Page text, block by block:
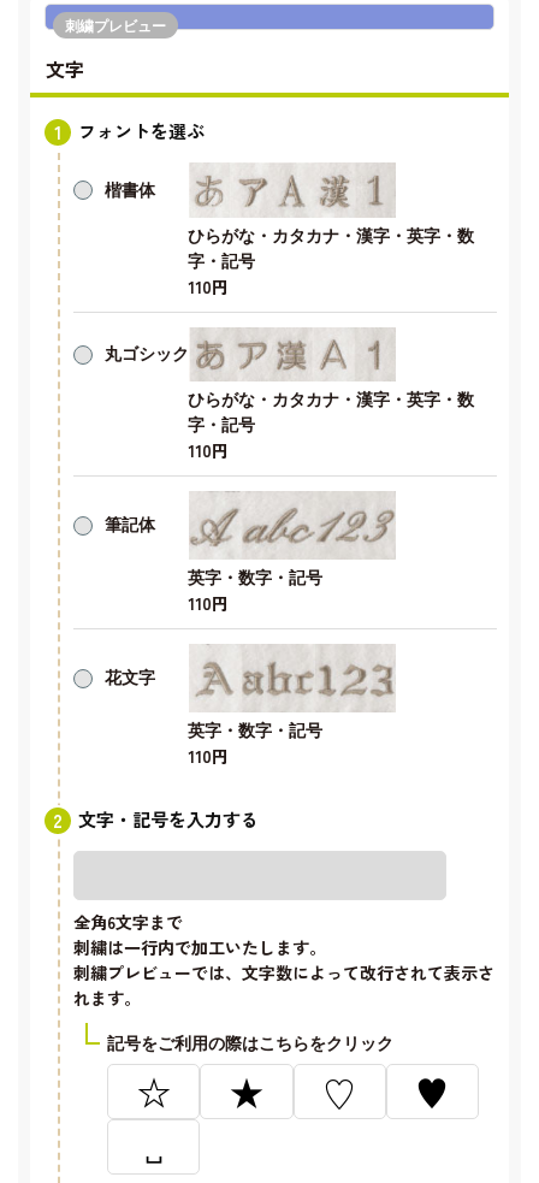
刺繍プレビュー
文字
フォントを選ぶ
楷書体
ひらがな・カタカナ・漢字・英字・数
字・記号
110円
丸ゴシック
ひらがな・カタカナ・漢字・英字・数
字・記号
110円
筆記体
英字・数字・記号
110円
花文字
英字・数字・記号
110円
文字・記号を入力する
全角6文字まで
刺繍は一行内で加工いたします。
刺繍プレビューでは、文字数によって改行されて表示さ
れます。
記号をご利用の際はこちらをクリック
☆ ★ ♡
♥
␣